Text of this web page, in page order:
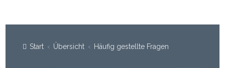
Start Übersicht Häufig gestellte Fragen